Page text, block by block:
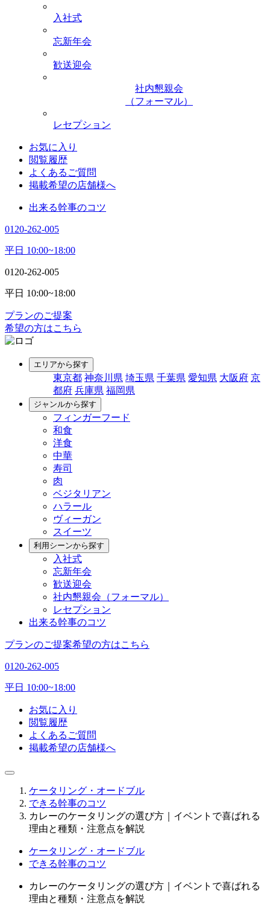
入社式
忘新年会
歓送迎会
社内懇親会
（フォーマル）
レセプション
お気に入り
閲覧履歴
よくあるご質問
掲載希望の店舗様へ
出来る幹事のコツ
0120-262-005
平日 10:00~18:00
0120-262-005
平日 10:00~18:00
プランのご提案
希望の方はこちら
エリアから探す
東京都 神奈川県 埼玉県 千葉県 愛知県 大阪府 京
都府 兵庫県 福岡県
ジャンルから探す
フィンガーフード
和食
洋食
中華
寿司
肉
ベジタリアン
ハラール
ヴィーガン
スイーツ
利用シーンから探す
入社式
忘新年会
歓送迎会
社内懇親会（フォーマル）
レセプション
出来る幹事のコツ
プランのご提案希望の方はこちら
0120-262-005
平日 10:00~18:00
お気に入り
閲覧履歴
よくあるご質問
掲載希望の店舗様へ
ケータリング・オードブル
できる幹事のコツ
カレーのケータリングの選び方｜イベントで喜ばれる
理由と種類・注意点を解説
ケータリング・オードブル
できる幹事のコツ
カレーのケータリングの選び方｜イベントで喜ばれる
理由と種類・注意点を解説